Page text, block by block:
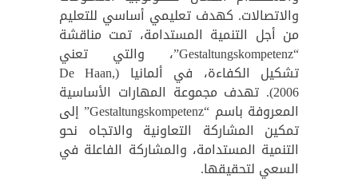
والاتصالات. كهدف تعليمي أساسي للتعليم
من أجل التنمية المستدامة، تمت مناقشة
“Gestaltungskompetenz”، والتي تعني
تشكيل الكفاءة، في ألمانيا (De Haan,
2006). تهدف مجموعة المهارات الأساسية
المعروفة باسم “Gestaltungskompetenz” إلى
تمكين المشاركة التعاونية والاتجاه نحو
التنمية المستدامة، والمشاركة الفاعلة في
السعي لتحقيقها.